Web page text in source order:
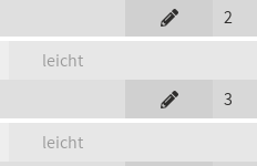
2
leicht
3
leicht